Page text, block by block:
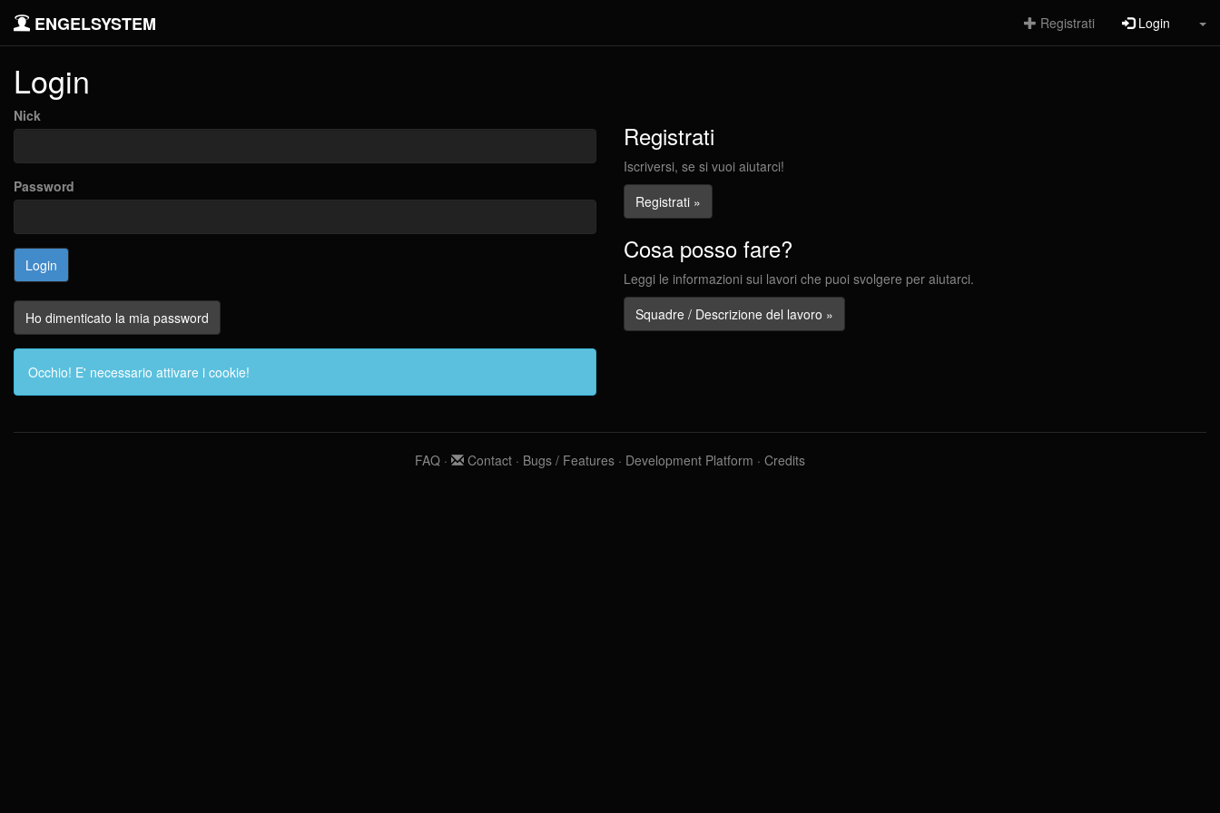
ENGELSYSTEM Registrati Login
Login
Nick
Password
Ho dimenticato la mia password
Occhio! E' necessario attivare i cookie!
Registrati
Iscriversi, se si vuoi aiutarci!
Registrati »
Cosa posso fare?
Leggi le informazioni sui lavori che puoi svolgere per aiutarci.
Squadre / Descrizione del lavoro »
FAQ · Contact · Bugs / Features · Development Platform · Credits